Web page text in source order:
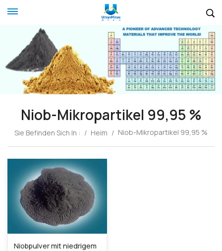
Niob-Mikropartikel 99,95 %
Sie Befinden Sich In : / Heim / Niob-Mikropartikel 99,95 %
Niobpulver mit niedrigem